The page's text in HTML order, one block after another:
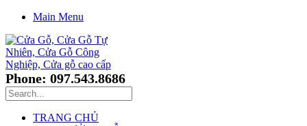
Main Menu
Phone: 097.543.8686
TRANG CHỦ